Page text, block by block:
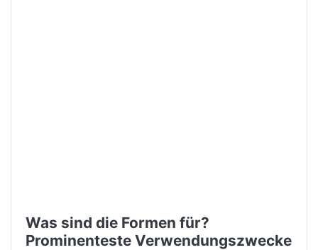
Was sind die Formen für?
Prominenteste Verwendungszwecke